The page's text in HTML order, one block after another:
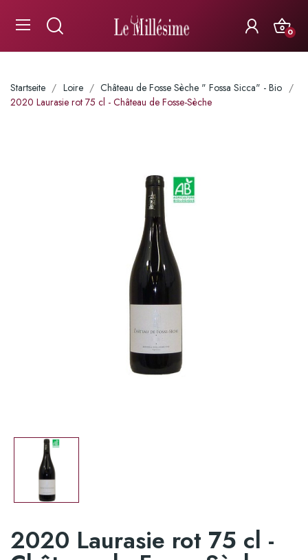
0
Startseite Loire
Château de Fosse Sèche " Fossa Sicca" - Bio
2020 Laurasie rot 75 cl - Château de Fosse-Sèche
2020 Laurasie rot 75 cl -